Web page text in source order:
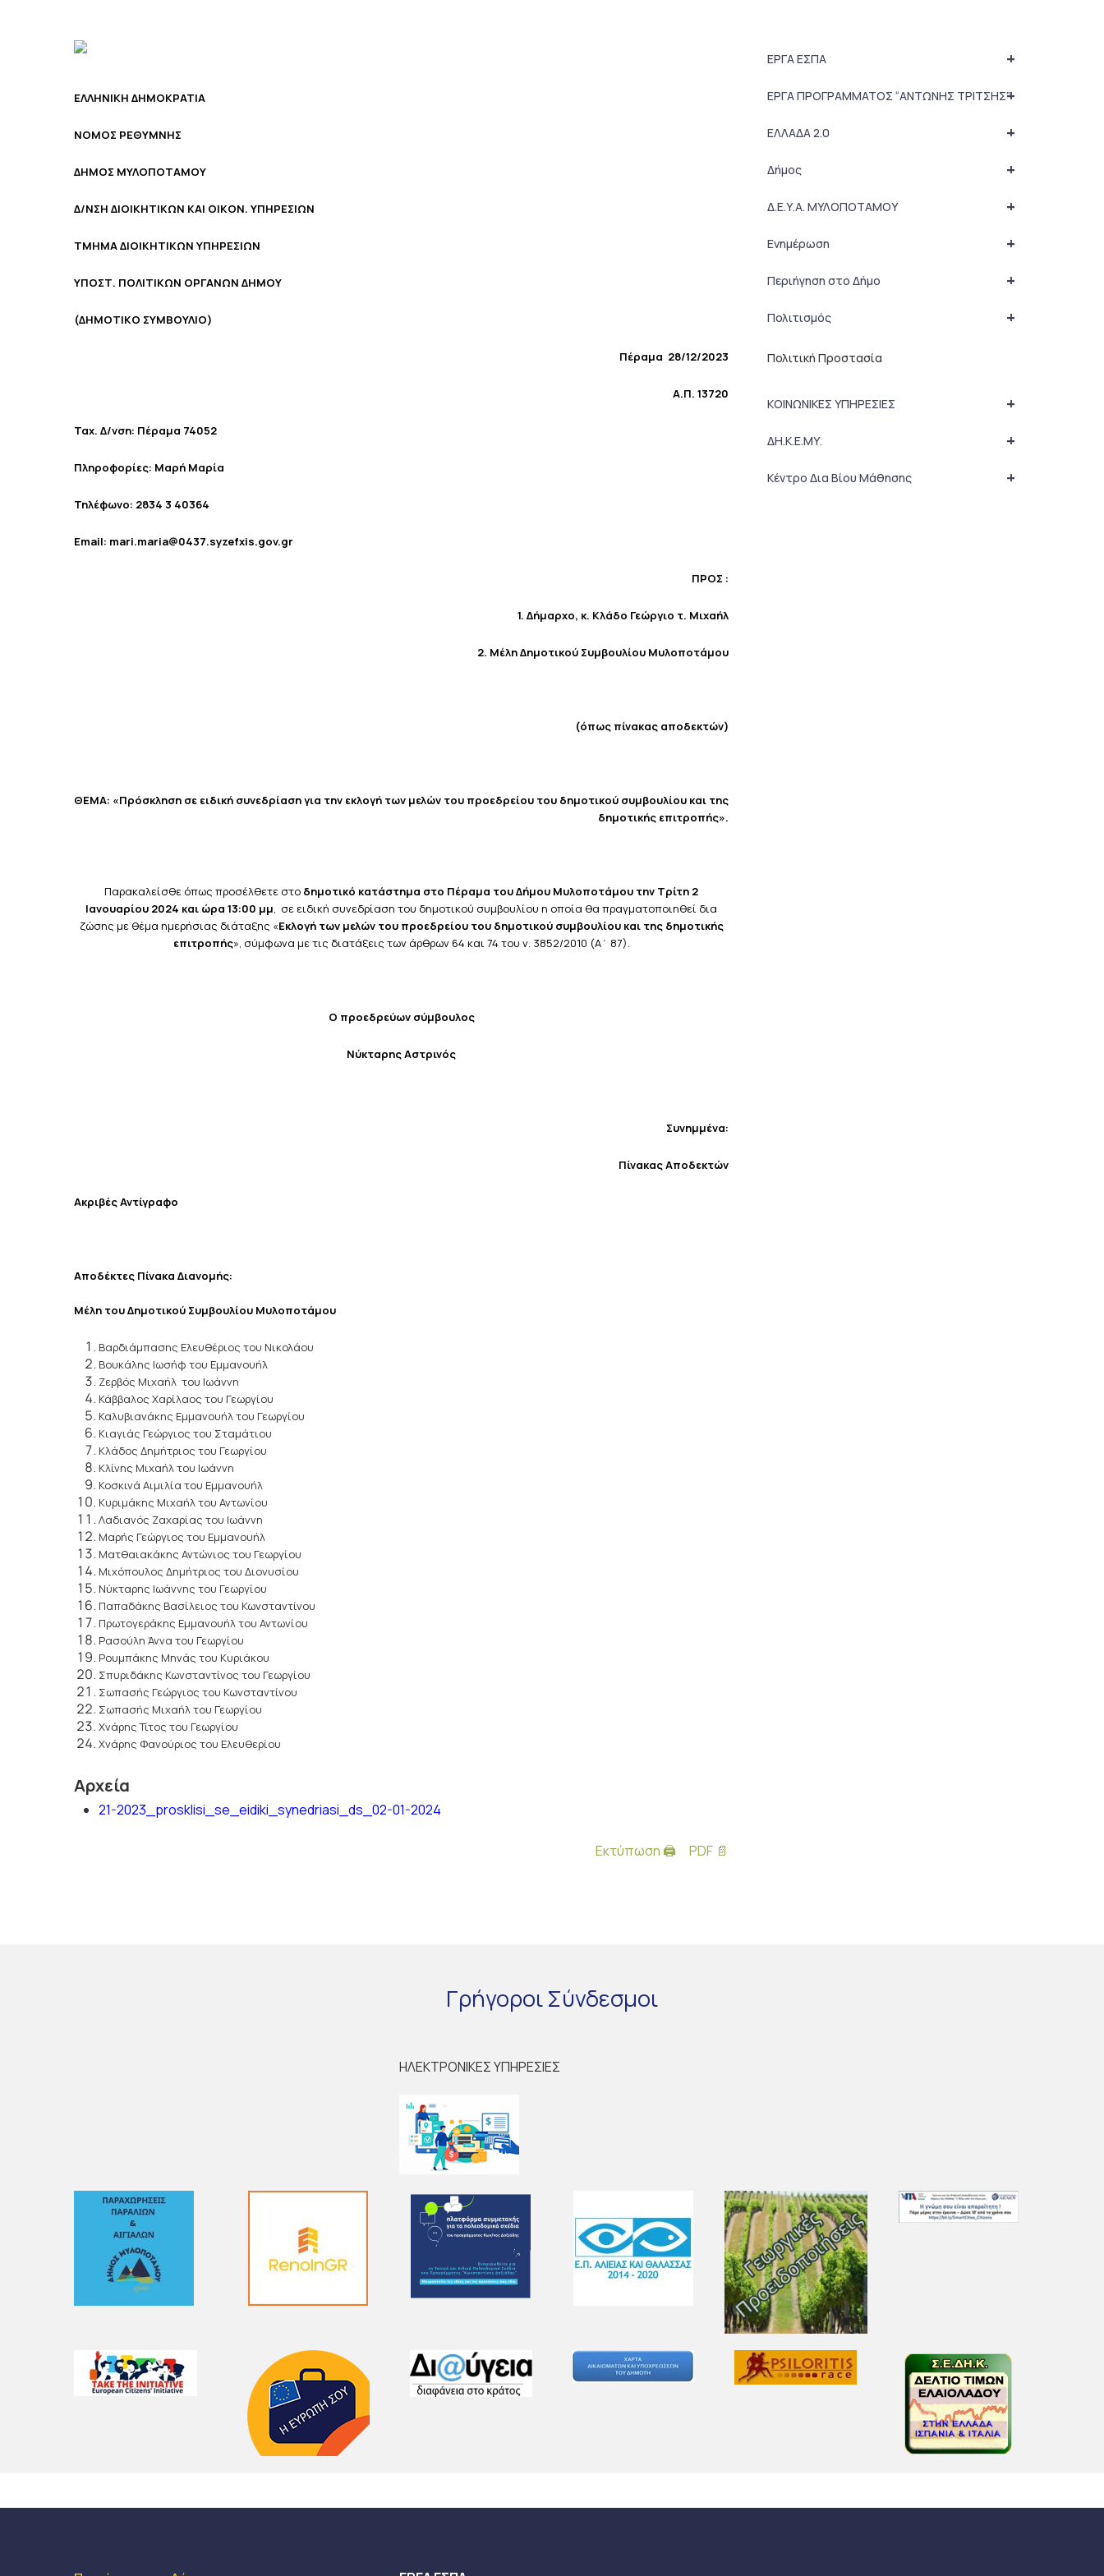
ΕΛΛΗΝΙΚΗ ΔΗΜΟΚΡΑΤΙΑ
NOMOΣ ΡΕΘΥΜΝΗΣ
ΔΗΜΟΣ ΜΥΛΟΠΟΤΑΜΟΥ
Δ/ΝΣΗ ΔΙΟΙΚΗΤΙΚΩΝ ΚΑΙ ΟΙΚΟΝ. ΥΠΗΡΕΣΙΩΝ
ΤΜΗΜΑ ΔΙΟΙΚΗΤΙΚΩΝ ΥΠΗΡΕΣΙΩΝ
ΥΠΟΣΤ. ΠΟΛΙΤΙΚΩΝ ΟΡΓΑΝΩΝ ΔΗΜΟΥ
(ΔΗΜΟΤΙΚΟ ΣΥΜΒΟΥΛΙΟ)
Πέραμα 28/12/2023
Α.Π. 13720
Ταχ. Δ/νση: Πέραμα 74052
Πληροφορίες: Μαρή Μαρία
Τηλέφωνο: 2834 3 40364
Email: mari.maria@0437.syzefxis.gov.gr
ΠΡΟΣ :
1. Δήμαρχο, κ. Κλάδο Γεώργιο τ. Μιχαήλ
2. Μέλη Δημοτικού Συμβουλίου Μυλοποτάμου
(όπως πίνακας αποδεκτών)
ΘΕΜΑ: «Πρόσκληση σε ειδική συνεδρίαση για την εκλογή των μελών του προεδρείου του δημοτικού συμβουλίου και της
δημοτικής επιτροπής».
Παρακαλείσθε όπως προσέλθετε στο δημοτικό κατάστημα στο Πέραμα του Δήμου Μυλοποτάμου την Τρίτη 2
Ιανουαρίου 2024 και ώρα 13:00 μμ, σε ειδική συνεδρίαση του δημοτικού συμβουλίου η οποία θα πραγματοποιηθεί δια
ζώσης με θέμα ημερήσιας διάταξης «Εκλογή των μελών του προεδρείου του δημοτικού συμβουλίου και της δημοτικής
επιτροπής», σύμφωνα με τις διατάξεις των άρθρων 64 και 74 του ν. 3852/2010 (Α΄ 87).
Ο προεδρεύων σύμβουλος
Νύκταρης Αστρινός
Συνημμένα:
Πίνακας Αποδεκτών
Ακριβές Αντίγραφο
Αποδέκτες Πίνακα Διανομής:
Μέλη του Δημοτικού Συμβουλίου Μυλοποτάμου
Βαρδιάμπασης Ελευθέριος του Νικολάου
Βουκάλης Ιωσήφ του Εμμανουήλ
Ζερβός Μιχαήλ του Ιωάννη
Κάββαλος Χαρίλαος του Γεωργίου
Καλυβιανάκης Εμμανουήλ του Γεωργίου
Κιαγιάς Γεώργιος του Σταμάτιου
Κλάδος Δημήτριος του Γεωργίου
Κλίνης Μιχαήλ του Ιωάννη
Κοσκινά Αιμιλία του Εμμανουήλ
Κυριμάκης Μιχαήλ του Αντωνίου
Λαδιανός Ζαχαρίας του Ιωάννη
Μαρής Γεώργιος του Εμμανουήλ
Ματθαιακάκης Αντώνιος του Γεωργίου
Μιχόπουλος Δημήτριος του Διονυσίου
Νύκταρης Ιωάννης του Γεωργίου
Παπαδάκης Βασίλειος του Κωνσταντίνου
Πρωτογεράκης Εμμανουήλ του Αντωνίου
Ρασούλη Άννα του Γεωργίου
Ρουμπάκης Μηνάς του Κυριάκου
Σπυριδάκης Κωνσταντίνος του Γεωργίου
Σωπασής Γεώργιος του Κωνσταντίνου
Σωπασής Μιχαήλ του Γεωργίου
Χνάρης Τίτος του Γεωργίου
Χνάρης Φανούριος του Ελευθερίου
Αρχεία
21-2023_prosklisi_se_eidiki_synedriasi_ds_02-01-2024
Εκτύπωση 🖨 PDF 📄
+
ΕΡΓΑ ΕΣΠΑ
+
ΕΡΓΑ ΠΡΟΓΡΑΜΜΑΤΟΣ “ΑΝΤΩΝΗΣ ΤΡΙΤΣΗΣ”
+
ΕΛΛΑΔΑ 2.0
+
Δήμος
+
Δ.Ε.Υ.Α. ΜΥΛΟΠΟΤΑΜΟΥ
+
Ενημέρωση
+
Περιήγηση στο Δήμο
+
Πολιτισμός
Πολιτική Προστασία
+
ΚΟΙΝΩΝΙΚΕΣ ΥΠΗΡΕΣΙΕΣ
+
ΔΗ.Κ.Ε.ΜΥ.
+
Κέντρο Δια Βίου Μάθησης
ΓρήγοροιΣύνδεσμοι
ΗΛΕΚΤΡΟΝΙΚΕΣ ΥΠΗΡΕΣΙΕΣ